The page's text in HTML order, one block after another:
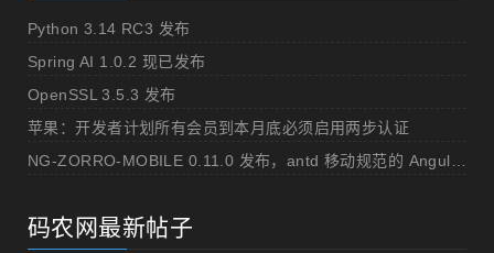
Python 3.14 RC3 发布
Spring AI 1.0.2 现已发布
OpenSSL 3.5.3 发布
苹果：开发者计划所有会员到本月底必须启用两步认证
码农网最新帖子